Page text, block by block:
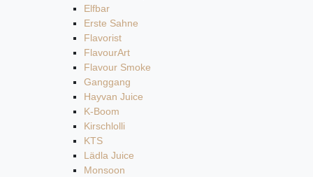
Elfbar
Erste Sahne
Flavorist
FlavourArt
Flavour Smoke
Ganggang
Hayvan Juice
K-Boom
Kirschlolli
KTS
Lädla Juice
Monsoon